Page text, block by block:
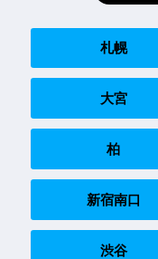
札幌
大宮
柏
新宿南口
渋谷